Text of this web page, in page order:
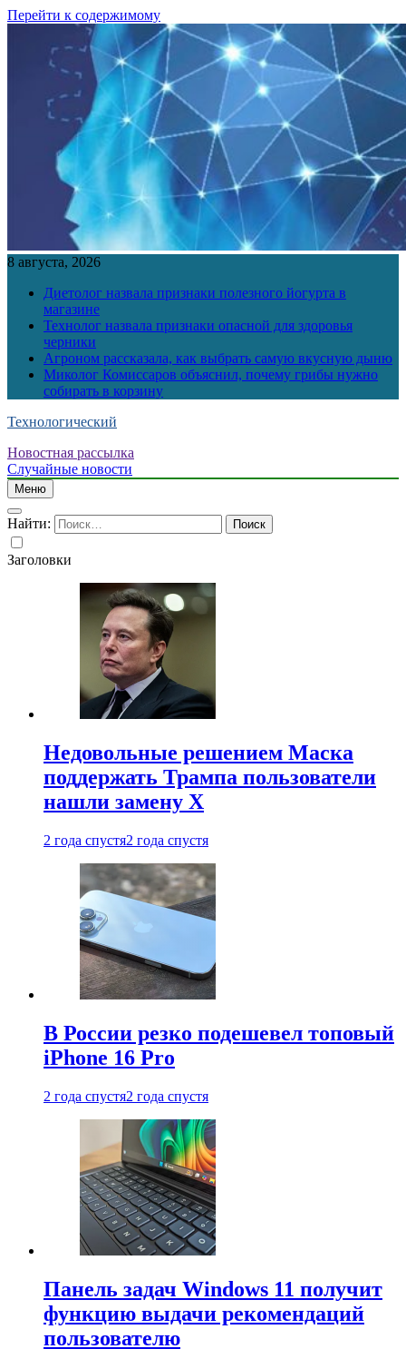
Перейти к содержимому
8 августа, 2026
Диетолог назвала признаки полезного йогурта в
магазине
Технолог назвала признаки опасной для здоровья
черники
Агроном рассказала, как выбрать самую вкусную дыню
Миколог Комиссаров объяснил, почему грибы нужно
собирать в корзину
Технологический
Новостная рассылка
Случайные новости
Меню
Найти:
Заголовки
Недовольные решением Маска
поддержать Трампа пользователи
нашли замену X
2 года спустя2 года спустя
В России резко подешевел топовый
iPhone 16 Pro
2 года спустя2 года спустя
Панель задач Windows 11 получит
функцию выдачи рекомендаций
пользователю